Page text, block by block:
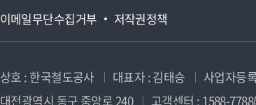
이메일무단수집거부 저작권정책
상호 : 한국철도공사 대표자 : 김태승 사업자등
대전광역시 동구 중앙로 240
고객센터 : 1588-